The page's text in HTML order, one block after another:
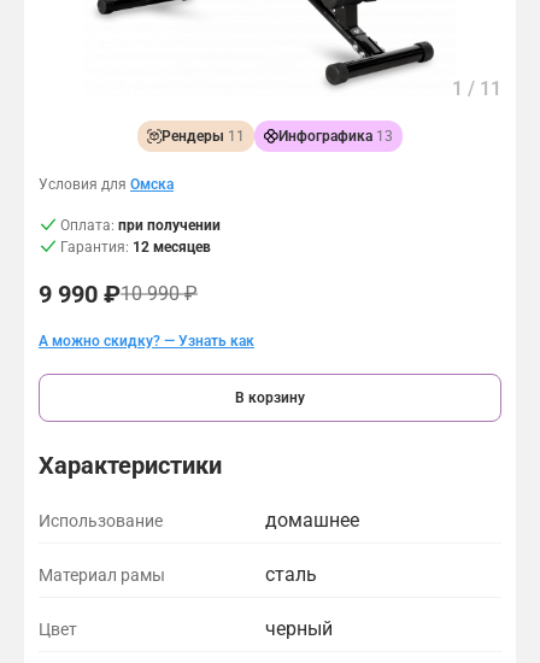
1 / 11
Рендеры 11 Инфографика 13
Условия для Омска
Оплата: при получении
Гарантия: 12 месяцев
9 990 ₽10 990 ₽
А можно скидку? — Узнать как
В корзину
Характеристики
Использование домашнее
Материал рамы сталь
Цвет черный